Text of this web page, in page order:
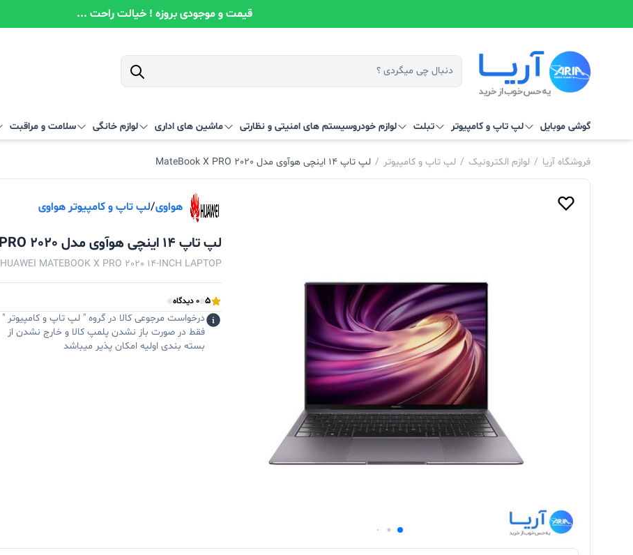
قیمت و موجودی بروزه ! خیالت راحت ...
گوشی موبایل لپ تاپ و کامپیوتر تبلت لوازم خودروسیستم‌ های امنیتی و نظارتی ماشین های اداری لوازم خانگی سلامت و مراقبت
فروشگاه آریا / لوازم الکترونیک / لپ تاپ و کامپیوتر / لپ تاپ 14 اینچی هوآوی مدل MateBook X PRO 2020
هواوی/لپ تاپ و کامپیوتر هواوی
لپ تاپ 14 اینچی هوآوی مدل MateBook X PRO 2020
HUAWEI MATEBOOK X PRO 2020 14-INCH LAPTOP
5 0 دیدگاه
درخواست مرجوعی کالا در گروه " لپ تاپ و کامپیوتر "
فقط در صورت باز نشدن پلمپ کالا و خارج نشدن از
بسته بندی اولیه امکان پذیر میباشد